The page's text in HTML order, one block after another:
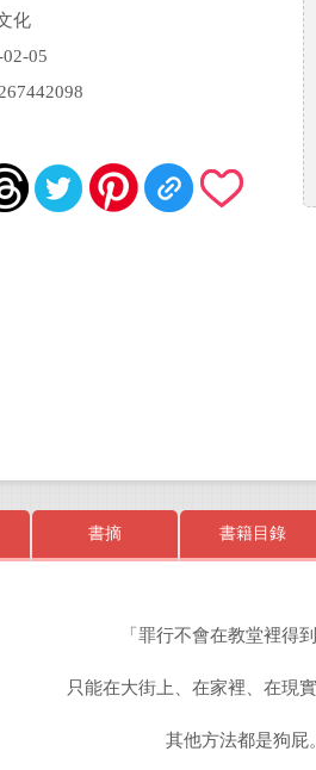
化
05
書摘 書籍目錄
「罪行不會在教堂裡得
只能在大街上、在家裡、在現
其他方法都是狗屁